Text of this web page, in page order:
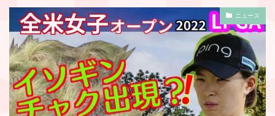
ニュース